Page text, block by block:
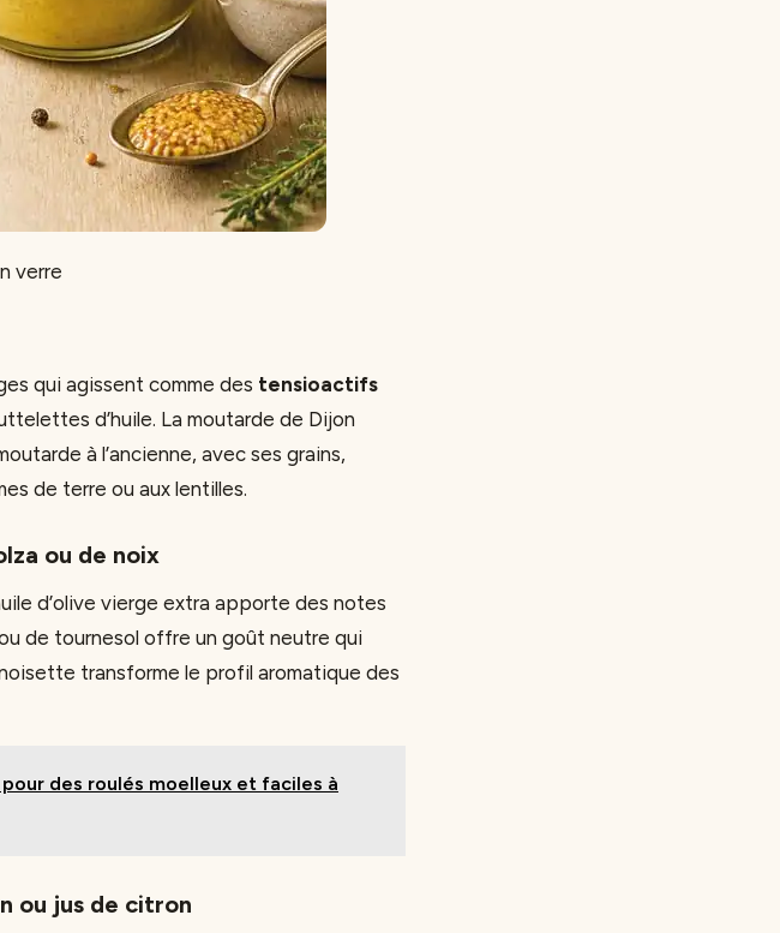
verre
qui agissent comme des tensioactifs
d’huile. La moutarde de Dijon
à l’ancienne, avec ses grains,
de terre ou aux lentilles.
ou de noix
d’olive vierge extra apporte des notes
de tournesol offre un goût neutre qui
noisette transforme le profil aromatique des
des roulés moelleux et faciles à
ou jus de citron